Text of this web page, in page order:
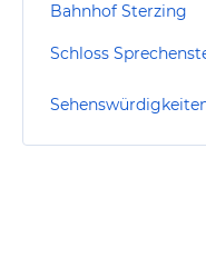
Bahnhof Sterzing
Schloss